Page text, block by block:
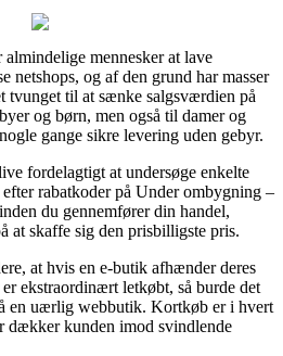
mennesker at lave
netshops, og af den grund har masser
tvunget til at sænke salgsværdien på
og børn, men også til damer og
gange sikre levering uden gebyr.
fordelagtigt at undersøge enkelte
rabatkoder på Under ombygning –
du gennemfører din handel,
at skaffe sig den prisbilligste pris.
at hvis en e-butik afhænder deres
ekstraordinært letkøbt, så burde det
en uærlig webbutik. Kortkøb er i hvert
dækker kunden imod svindlende